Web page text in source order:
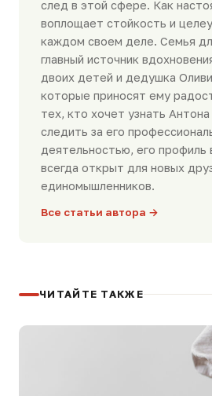
след в этой сфере. Как
воплощает стойкость и
каждом своем деле. Семья
главный источник
двоих детей и дедушка
которые приносят ему
тех, кто хочет узнать
следить за его
деятельностью, его профиль
всегда открыт для новых
единомышленников.
Все статьи автора →
ЧИТАЙТЕ ТАКЖЕ